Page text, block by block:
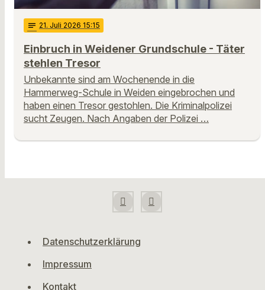
notes 21. Juli 2026 15:15
Einbruch in Weidener Grundschule - Täter
stehlen Tresor
Unbekannte sind am Wochenende in die
Hammerweg-Schule in Weiden eingebrochen und
haben einen Tresor gestohlen. Die Kriminalpolizei
sucht Zeugen. Nach Angaben der Polizei …
Datenschutzerklärung
Impressum
Kontakt